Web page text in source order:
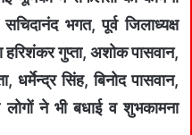
भगत, पूर्व जिलाध्यक्ष
हरिशंकर गुप्ता, अशोक पासवान,
सिंह, बिनोद पासवान,
ने भी बधाई व शुभकामना